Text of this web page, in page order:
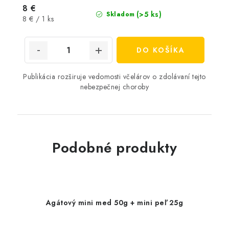
Skladom (>5 ks)
8 €
Jednotková
8 € / 1 ks
DO KOŠÍKA
Publikácia rozširuje vedomosti včelárov o zdolávaní tejto
nebezpečnej choroby
Podobné produkty
Agátový mini med 50g + mini peľ 25g